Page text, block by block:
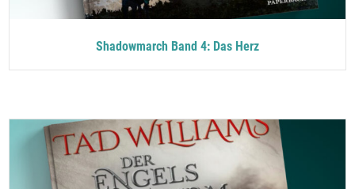
Shadowmarch Band 4: Das Herz